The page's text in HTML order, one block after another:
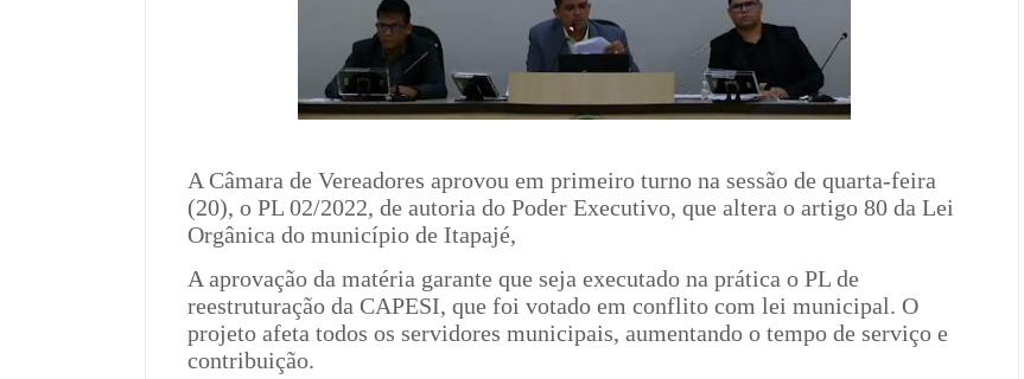
A Câmara de Vereadores aprovou em primeiro turno na sessão de quarta-feira
(20), o PL 02/2022, de autoria do Poder Executivo, que altera o artigo 80 da Lei
Orgânica do município de Itapajé,
A aprovação da matéria garante que seja executado na prática o PL de
reestruturação da CAPESI, que foi votado em conflito com lei municipal. O
projeto afeta todos os servidores municipais, aumentando o tempo de serviço e
contribuição.